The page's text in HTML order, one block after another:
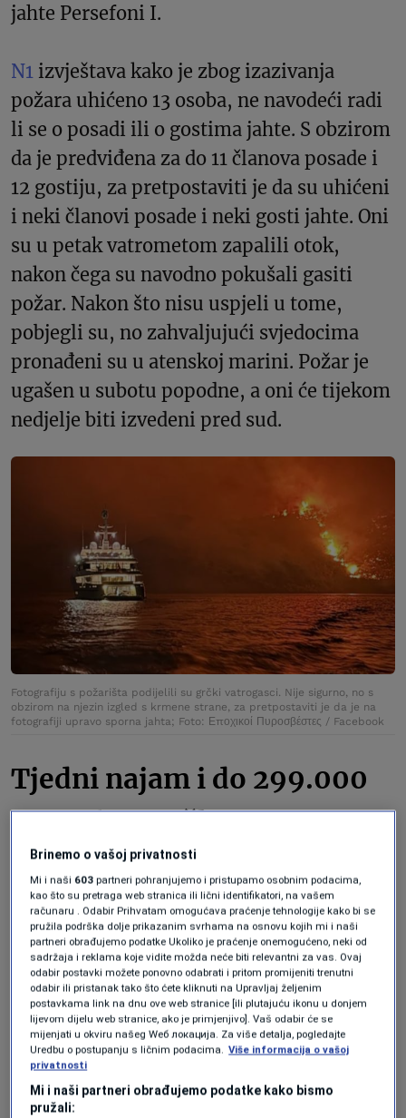
jahte Persefoni I.
N1 izvještava kako je zbog izazivanja
požara uhićeno 13 osoba, ne navodeći radi
li se o posadi ili o gostima jahte. S obzirom
da je predviđena za do 11 članova posade i
12 gostiju, za pretpostaviti je da su uhićeni
i neki članovi posade i neki gosti jahte. Oni
su u petak vatrometom zapalili otok,
nakon čega su navodno pokušali gasiti
požar. Nakon što nisu uspjeli u tome,
pobjegli su, no zahvaljujući svjedocima
pronađeni su u atenskoj marini. Požar je
ugašen u subotu popodne, a oni će tijekom
nedjelje biti izvedeni pred sud.
Fotografiju s požarišta podijelili su grčki vatrogasci. Nije sigurno, no s
obzirom na njezin izgled s krmene strane, za pretpostaviti je da je na
fotografiji upravo sporna jahta; Foto: Εποχικοί Πυροσβέστες / Facebook
Tjedni najam i do 299.000
eura plus troškovi
Portaldw.comnavodi kako su kazne za
izazivanje požara u Grčkoj znatno
pooštrene prošle godine. One iznose do
200.000 eura i do 20 godina zatvora. Nisu
neopravdane: Požari su u Grčkoj veliki
problem – tijekom nedavna 24 sata
zabilježeno ih je 64.
Brinemo o vašoj privatnosti
Mi i naši 603 partneri pohranjujemo i pristupamo osobnim podacima,
kao što su pretraga web stranica ili lični identifikatori, na vašem
računaru . Odabir Prihvatam omogućava praćenje tehnologije kako bi se
pružila podrška dolje prikazanim svrhama na osnovu kojih mi i naši
partneri obrađujemo podatke Ukoliko je praćenje onemogućeno, neki od
sadržaja i reklama koje vidite možda neće biti relevantni za vas. Ovaj
odabir postavki možete ponovno odabrati i pritom promijeniti trenutni
odabir ili pristanak tako što ćete kliknuti na Upravljaj željenim
postavkama link na dnu ove web stranice [ili plutajuću ikonu u donjem
lijevom dijelu web stranice, ako je primjenjivo]. Vaš odabir će se
mijenjati u okviru našeg Wеб локација. Za više detalja, pogledajte
Uredbu o postupanju s ličnim podacima. Više informacija o vašoj
privatnosti
Mi i naši partneri obrađujemo podatke kako bismo
pružali: